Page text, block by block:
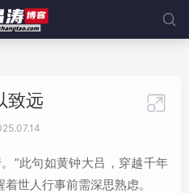
.sidebar {display: block;


致远
”此句如黄钟大吕，穿越千年
世人行事前需深思熟虑。